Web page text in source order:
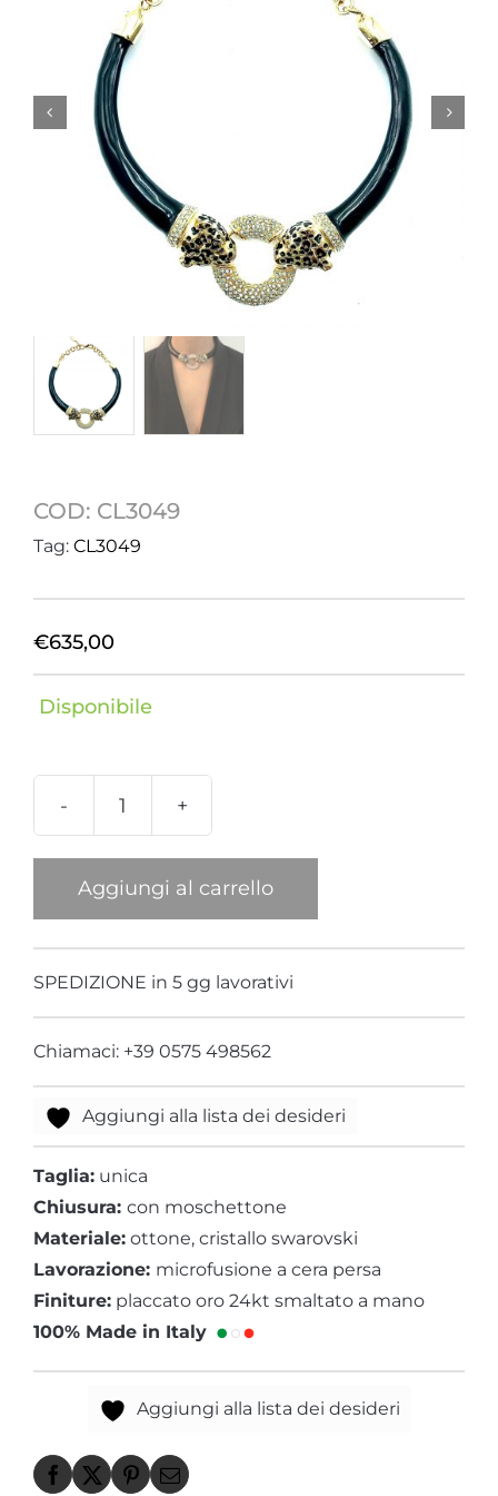
A.B.
Home
Collezioni
Home
COD: CL3049
Tag: CL3049
€635,00
Disponibile
Collana
swarovski
quantità
Aggiungi al carrello
SPEDIZIONE in 5 gg lavorativi
Chiamaci: +39 0575 498562
Aggiungi alla lista dei desideri
Taglia: unica
Chiusura: con moschettone
Materiale: ottone, cristallo swarovski
Lavorazione: microfusione a cera persa
Finiture: placcato oro 24kt smaltato a mano
100% Made in Italy
Aggiungi alla lista dei desideri